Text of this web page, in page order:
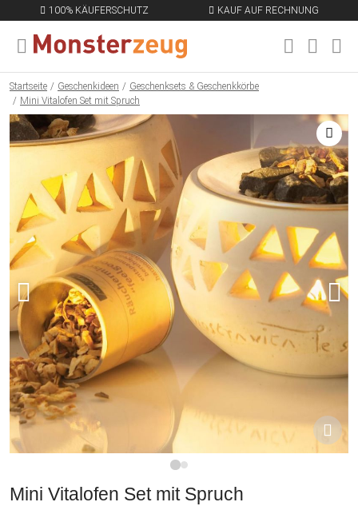
100% KÄUFERSCHUTZ KAUF AUF RECHNUNG
MENÜ SCHLIESSEN
Startseite Geschenkideen
Geschenksets & Geschenkkörbe
Mini Vitalofen Set mit Spruch
Mini Vitalofen Set mit Spruch